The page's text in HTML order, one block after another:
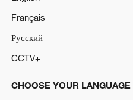
Français
Русский
CCTV+
CHOOSE YOUR LANGUAGE